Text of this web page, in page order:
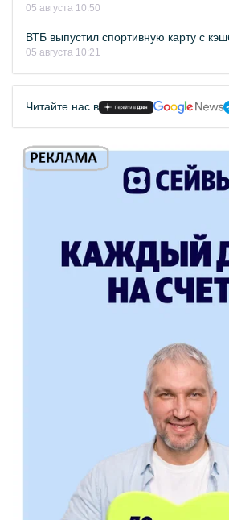
05 августа 10:50
ВТБ выпустил спортивную карту с
05 августа 10:21
Читайте нас в